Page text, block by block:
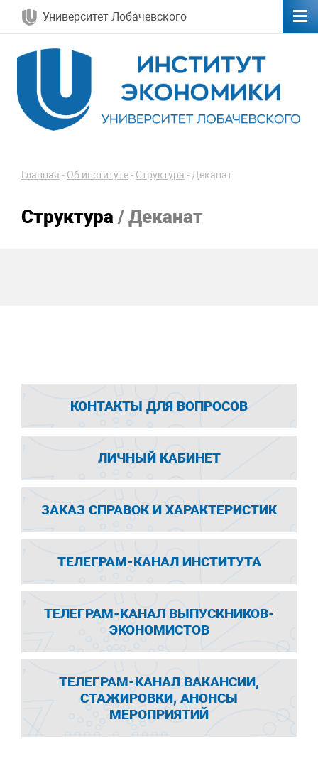
Университет Лобачевского
Главная - Об институте- Структура -Деканат
Структура / Деканат
КОНТАКТЫ ДЛЯ ВОПРОСОВ
ЛИЧНЫЙ КАБИНЕТ
ЗАКАЗ СПРАВОК И ХАРАКТЕРИСТИК
ТЕЛЕГРАМ-КАНАЛ ИНСТИТУТА
ТЕЛЕГРАМ-КАНАЛ ВЫПУСКНИКОВ-
ЭКОНОМИСТОВ
ТЕЛЕГРАМ-КАНАЛ ВАКАНСИИ,
СТАЖИРОВКИ, АНОНСЫ
МЕРОПРИЯТИЙ